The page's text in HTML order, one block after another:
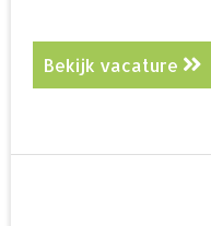
Bekijk vacature